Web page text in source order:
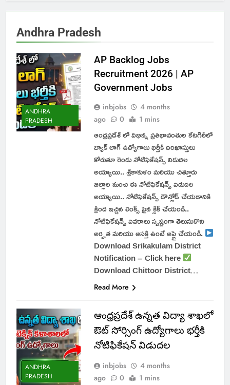
Andhra Pradesh
ANDHRA
PRADESH
AP Backlog Jobs
Recruitment 2026 | AP
Government Jobs
inbjobs
4 months
ago
0 1 mins
ఆంధ్రప్రదేశ్ లో విభిన్న ప్రతిభావంతుల కేటగిరీలో
బ్యాక్ లాగ్ ఉద్యోగాలు భర్తీకి దరఖాస్తులు
కోరుతూ రెండు నోటిఫికేషన్స్ విడుదల
అయ్యాయి.. శ్రీకాకుళం మరియు చిత్తూరు
జిల్లాల నుంచి ఈ నోటిఫికేషన్స్ విడుదల
అయ్యాయి.. నోటిఫికేషన్స్ డౌన్లోడ్ చేయడానికి
క్రింద ఇచ్చిన లింక్స్ పైన క్లిక్ చేయండి..
నోటిఫికేషన్స్ వివరాలు స్పష్టంగా తెలుసుకొని
అర్హత మరియు ఆసక్తి ఉంటే అప్లై చేయండి.
Download Srikakulam District
Notification – Click here
Download Chittoor District…
Read More
ANDHRA
PRADESH
ఆంధ్రప్రదేశ్ ఉన్నత విద్యా శాఖలో
ఔట్ సోర్సింగ్ ఉద్యోగాలు భర్తీకి
నోటిఫికేషన్ విడుదల
inbjobs
4 months
ago
0 1 mins